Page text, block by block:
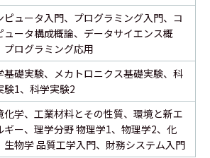
ピュータ入門、プログラミング入門、コ
ュータ構成概論、データサイエンス概
プログラミング応用
基礎実験、メカトロニクス基礎実験、科
験1、科学実験2
化学、工業材料とその性質、環境と新エ
ギー、理学分野 物理学1、物理学2、化
生物学 品質工学入門、財務システム入門